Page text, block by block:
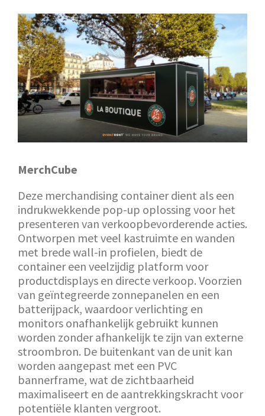
MerchCube
Deze merchandising container dient als een
indrukwekkende pop-up oplossing voor het
presenteren van verkoopbevorderende acties.
Ontworpen met veel kastruimte en wanden
met brede wall-in profielen, biedt de
container een veelzijdig platform voor
productdisplays en directe verkoop. Voorzien
van geïntegreerde zonnepanelen en een
batterijpack, waardoor verlichting en
monitors onafhankelijk gebruikt kunnen
worden zonder afhankelijk te zijn van externe
stroombron. De buitenkant van de unit kan
worden aangepast met een PVC
bannerframe, wat de zichtbaarheid
maximaliseert en de aantrekkingskracht voor
potentiële klanten vergroot.